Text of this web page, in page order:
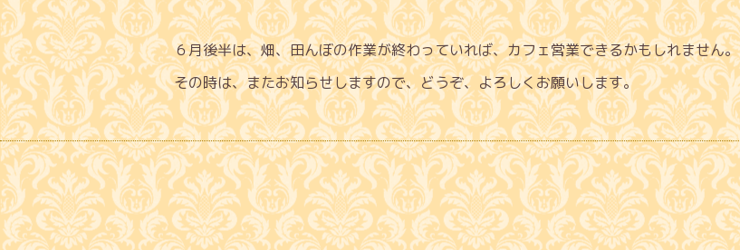
６月後半は、畑、田んぼの作業が終わっていれば、カフェ営業できるかもしれません。
その時は、またお知らせしますので、どうぞ、よろしくお願いします。